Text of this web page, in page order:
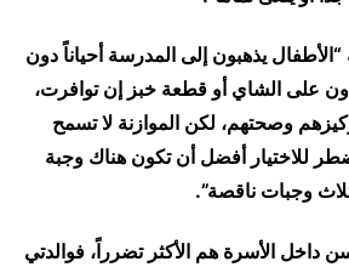
يذهبون إلى المدرسة أحياناً دون
على الشاي أو قطعة خبز إن توافرت،
وصحتهم، لكن الموازنة لا تسمح
للاختيار أفضل أن تكون هناك وجبة
وجبات ناقصة”.
داخل الأسرة هم الأكثر تضرراً، فوالدتي